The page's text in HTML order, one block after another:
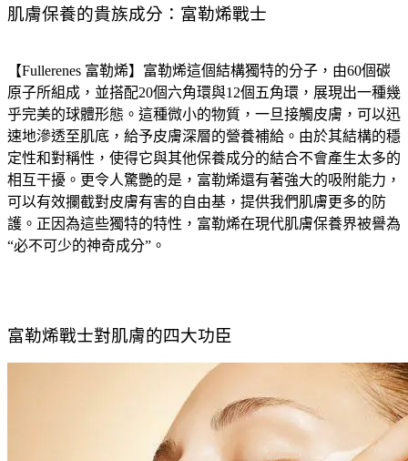
肌膚保養的貴族成分：富勒烯戰士
【Fullerenes 富勒烯】富勒烯這個結構獨特的分子，由60個碳
原子所組成，並搭配20個六角環與12個五角環，展現出一種幾
乎完美的球體形態。這種微小的物質，一旦接觸皮膚，可以迅
速地滲透至肌底，給予皮膚深層的營養補給。由於其結構的穩
定性和對稱性，使得它與其他保養成分的結合不會產生太多的
相互干擾。更令人驚艷的是，富勒烯還有著強大的吸附能力，
可以有效攔截對皮膚有害的自由基，提供我們肌膚更多的防
護。正因為這些獨特的特性，富勒烯在現代肌膚保養界被譽為
“必不可少的神奇成分”。
富勒烯戰士對肌膚的四大功臣